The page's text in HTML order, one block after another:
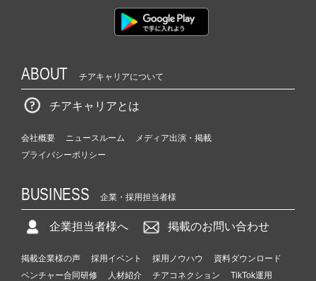
ABOUT チアキャリアについて
チアキャリアとは
会社概要 ニュースルーム
メディア出演・掲載
プライバシーポリシー
BUSINESS 企業・採用担当者様
企業担当者様へ 掲載のお問い合わせ
掲載企業様の声 採用イベント 採用ノウハウ
資料ダウンロード
ベンチャー合同研修
人材紹介 チアコネクション TikTok運用